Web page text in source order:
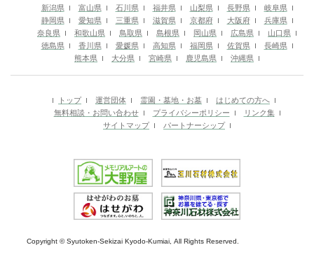
新潟県
富山県 石川県 福井県 山梨県 長野県
岐阜県
静岡県
愛知県 三重県 滋賀県 京都府 大阪府
兵庫県
奈良県
和歌山県 鳥取県 島根県 岡山県 広島県
山口県
徳島県
香川県 愛媛県 高知県 福岡県 佐賀県
長崎県
熊本県
大分県 宮崎県 鹿児島県 沖縄県
トップ 運営団体 霊園・墓地・お墓
はじめての方へ
無料相談・お問い合わせ
プライバシーポリシー
リンク集
サイトマップ
パートナーシップ
Copyright © Syutoken-Sekizai Kyodo-Kumiai, All Rights Reserved.